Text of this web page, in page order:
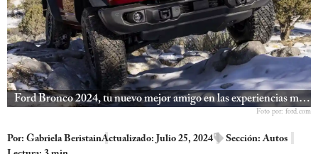
Ford Bronco 2024, tu nuevo mejor amigo en las experiencias más extremas.
Foto por: ford.com
Por: Gabriela BeristainActualizado: Julio 25, 2024 Sección:Autos